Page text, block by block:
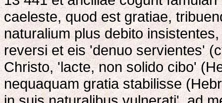
caeleste, quod est gratiae,
naturalium plus debito
reversi et eis 'denuo servientes'
Christo, 'lacte, non solido cibo'
nequaquam gratia stabilisse